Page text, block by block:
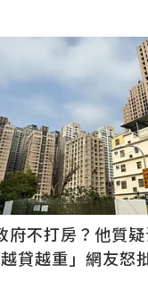
府不打房？他質
貸越重」網友怒